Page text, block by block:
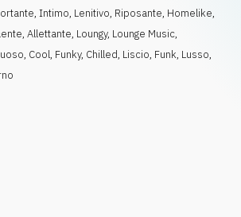
,Intimo, Lenitivo, Riposante, Homelike,
,Allettante, Loungy, Lounge Music,
, Cool, Funky, Chilled, Liscio, Funk, Lusso,